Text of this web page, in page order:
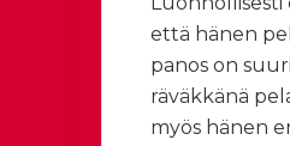
että hänen
panos on
räväkkänä
myös hänen